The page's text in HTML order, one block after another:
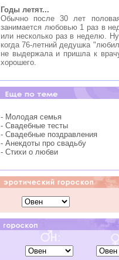
Годы летят...
Обычно после 30 лет
занимается любовью 1 раз в
или несколько раз в неделю.
когда 76-летний дедушка
не выдержала и пришла к
хорошего.
- Молодая семья
- Свадебные тесты
- Свадебные поздравления
- Анекдоты про свадьбу
- Стихи о любви